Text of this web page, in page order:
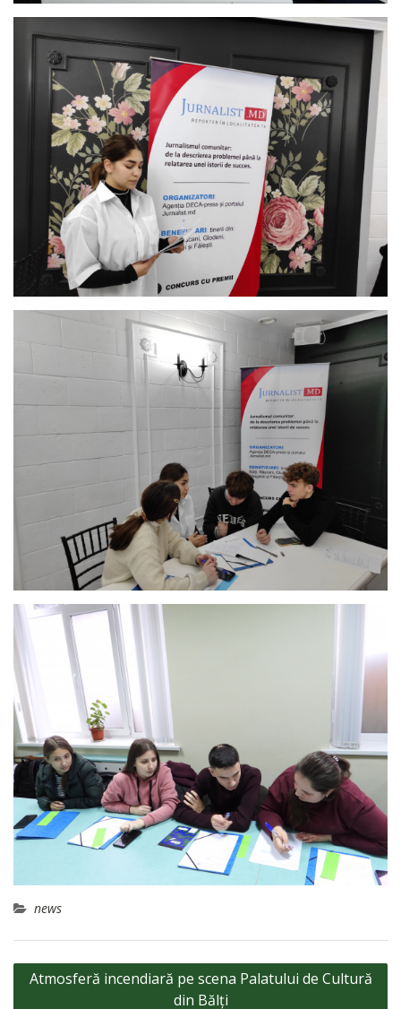
news
Navigare
Atmosferă incendiară pe scena Palatului de Cultură
din Bălți